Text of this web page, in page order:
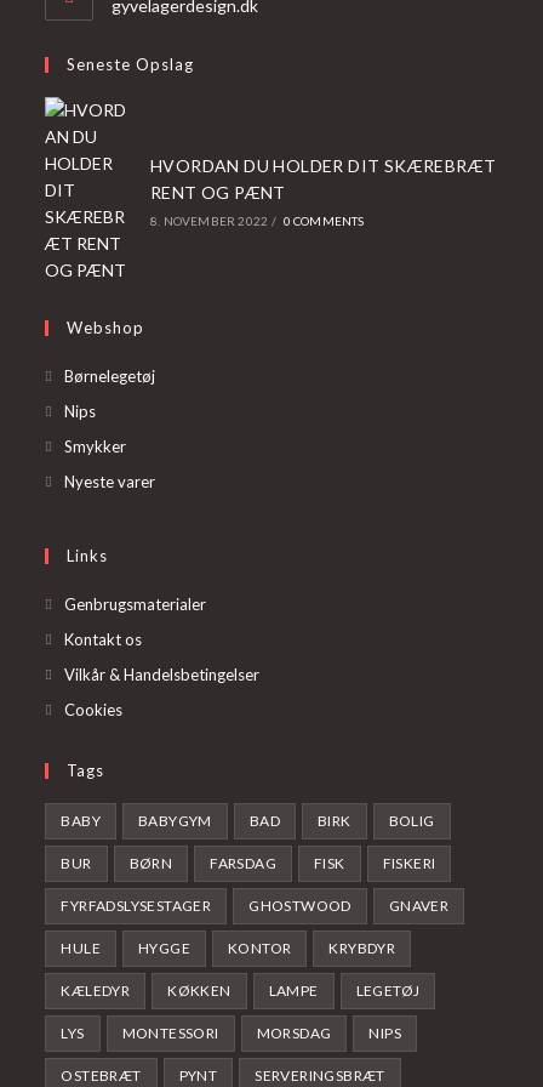
gyvelagerdesign.dk
Seneste Opslag
HVORDAN DU HOLDER DIT SKÆREBRÆT
RENT OG PÆNT
8. NOVEMBER 2022 / 0 COMMENTS
Webshop
BørnelegetøjOpens
NipsOpens
in
SmykkerOpens
in
Nyeste varerOpens
tab
Links
Genbrugsmaterialer
Kontakt os
Vilkår & Handelsbetingelser
Cookies
Tags
BABY BABYGYM BAD BIRK BOLIG
BUR BØRN FARSDAG FISK FISKERI
FYRFADSLYSESTAGER GHOSTWOOD GNAVER
HULE HYGGE KONTOR KRYBDYR
KÆLEDYR KØKKEN LAMPE LEGETØJ
LYS MONTESSORI MORSDAG NIPS
OSTEBRÆT PYNT SERVERINGSBRÆT